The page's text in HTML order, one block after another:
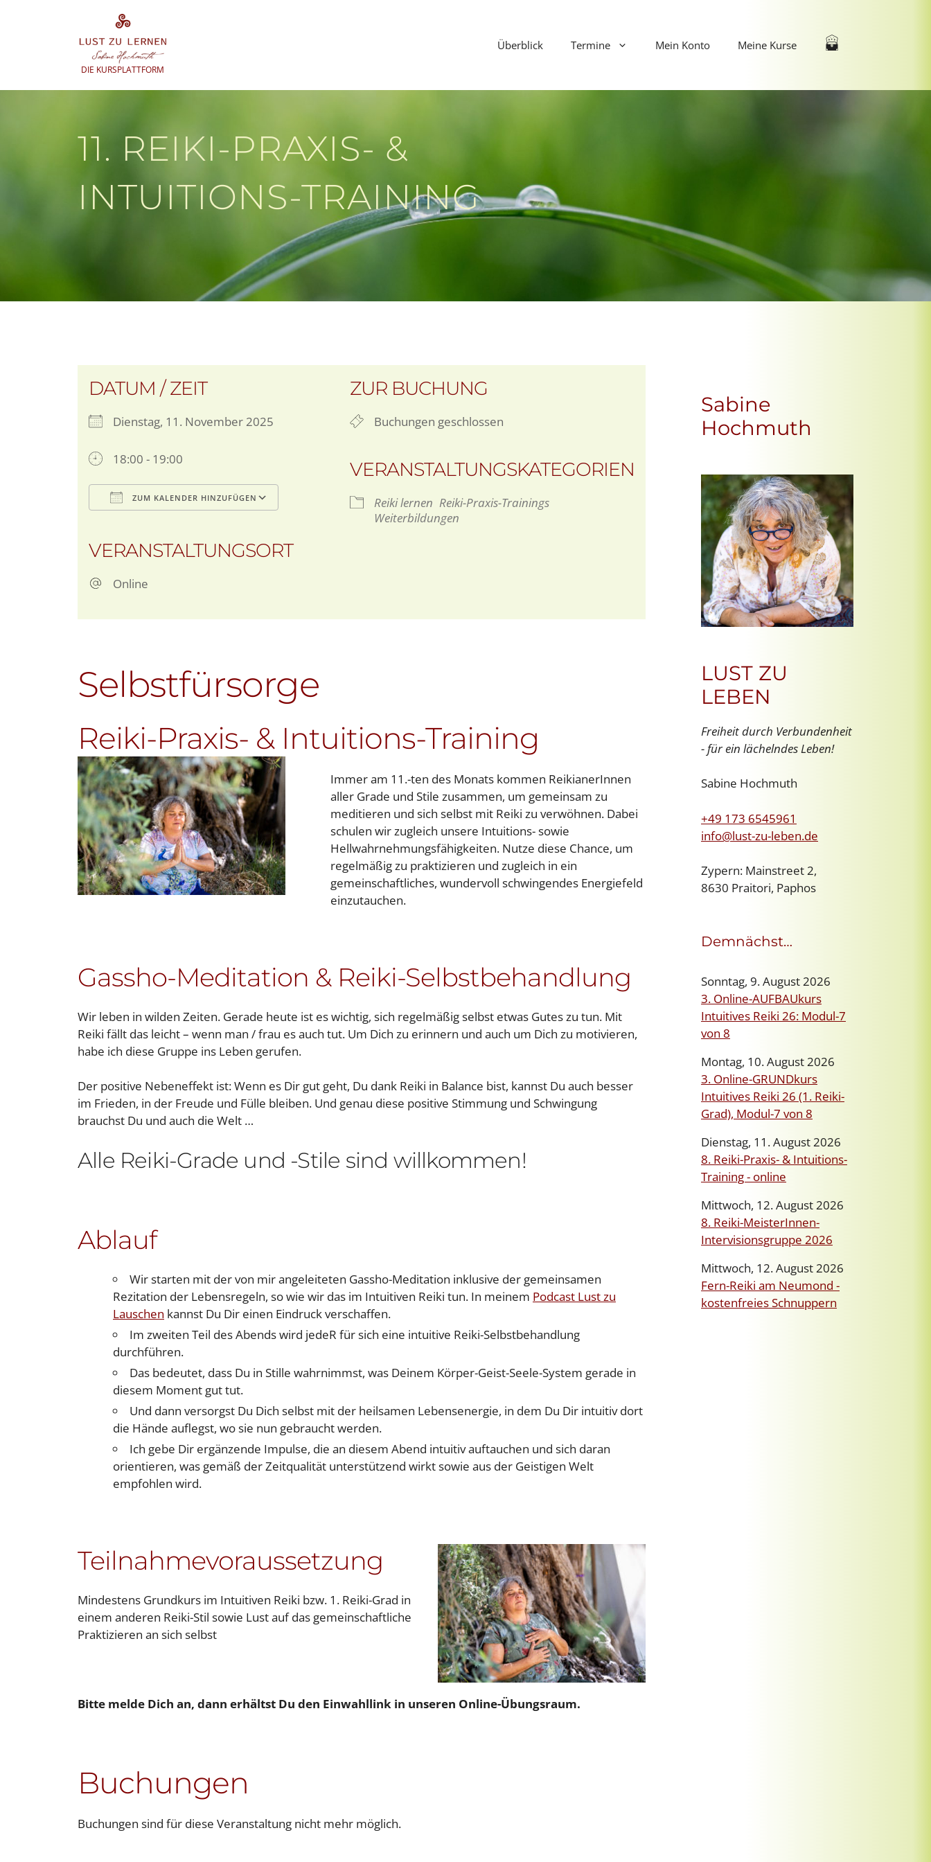
DIE KURSPLATTFORM
Überblick Termine Mein Konto Meine Kurse
11. REIKI-PRAXIS- &
INTUITIONS-TRAINING
DATUM / ZEIT
Dienstag, 11. November 2025
18:00 - 19:00
ZUM KALENDER HINZUFÜGEN
Google Kalender Office 365 Outlook Live
VERANSTALTUNGSORT
Online
ZUR BUCHUNG
Buchungen geschlossen
VERANSTALTUNGSKATEGORIEN
Reiki lernen Reiki-Praxis-Trainings
Weiterbildungen
Selbstfürsorge
Reiki-Praxis- & Intuitions-Training
Immer am 11.-ten des Monats kommen ReikianerInnen
aller Grade und Stile zusammen, um gemeinsam zu
meditieren und sich selbst mit Reiki zu verwöhnen. Dabei
schulen wir zugleich unsere Intuitions- sowie
Hellwahrnehmungsfähigkeiten. Nutze diese Chance, um
regelmäßig zu praktizieren und zugleich in ein
gemeinschaftliches, wundervoll schwingendes Energiefeld
einzutauchen.
Gassho-Meditation & Reiki-Selbstbehandlung
Wir leben in wilden Zeiten. Gerade heute ist es wichtig, sich regelmäßig selbst etwas Gutes zu tun. Mit
Reiki fällt das leicht – wenn man / frau es auch tut. Um Dich zu erinnern und auch um Dich zu motivieren,
habe ich diese Gruppe ins Leben gerufen.
Der positive Nebeneffekt ist: Wenn es Dir gut geht, Du dank Reiki in Balance bist, kannst Du auch besser
im Frieden, in der Freude und Fülle bleiben. Und genau diese positive Stimmung und Schwingung
brauchst Du und auch die Welt …
Alle Reiki-Grade und -Stile sind willkommen!
Ablauf
Wir starten mit der von mir angeleiteten Gassho-Meditation inklusive der gemeinsamen
Rezitation der Lebensregeln, so wie wir das im Intuitiven Reiki tun. In meinem Podcast Lust zu
Lauschen kannst Du Dir einen Eindruck verschaffen.
Im zweiten Teil des Abends wird jedeR für sich eine intuitive Reiki-Selbstbehandlung
durchführen.
Das bedeutet, dass Du in Stille wahrnimmst, was Deinem Körper-Geist-Seele-System gerade in
diesem Moment gut tut.
Und dann versorgst Du Dich selbst mit der heilsamen Lebensenergie, in dem Du Dir intuitiv dort
die Hände auflegst, wo sie nun gebraucht werden.
Ich gebe Dir ergänzende Impulse, die an diesem Abend intuitiv auftauchen und sich daran
orientieren, was gemäß der Zeitqualität unterstützend wirkt sowie aus der Geistigen Welt
empfohlen wird.
Teilnahmevoraussetzung
Mindestens Grundkurs im Intuitiven Reiki bzw. 1. Reiki-Grad in
einem anderen Reiki-Stil sowie Lust auf das gemeinschaftliche
Praktizieren an sich selbst
Bitte melde Dich an, dann erhältst Du den Einwahllink in unseren Online-Übungsraum.
Buchungen
Buchungen sind für diese Veranstaltung nicht mehr möglich.
Sabine
Hochmuth
LUST ZU
LEBEN
Freiheit durch Verbundenheit
- für ein lächelndes Leben!
Sabine Hochmuth
+49 173 6545961
info@lust-zu-leben.de
Zypern: Mainstreet 2,
8630 Praitori, Paphos
Demnächst…
Sonntag, 9. August 2026
3. Online-AUFBAUkurs
Intuitives Reiki 26: Modul-7
von 8
Montag, 10. August 2026
3. Online-GRUNDkurs
Intuitives Reiki 26 (1. Reiki-
Grad), Modul-7 von 8
Dienstag, 11. August 2026
8. Reiki-Praxis- & Intuitions-
Training - online
Mittwoch, 12. August 2026
8. Reiki-MeisterInnen-
Intervisionsgruppe 2026
Mittwoch, 12. August 2026
Fern-Reiki am Neumond -
kostenfreies Schnuppern